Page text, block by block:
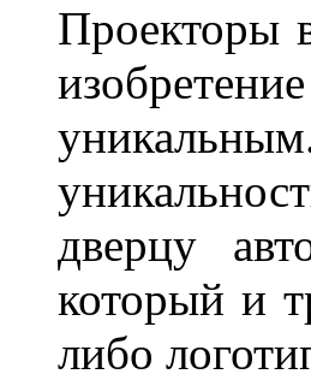
Проекторы
дверцу
который и
либо